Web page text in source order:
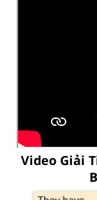
Video Giải